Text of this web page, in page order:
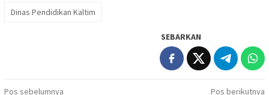
Dinas Pendidikan Kaltim
SEBARKAN
Pos sebelumnya Pos berikutnya